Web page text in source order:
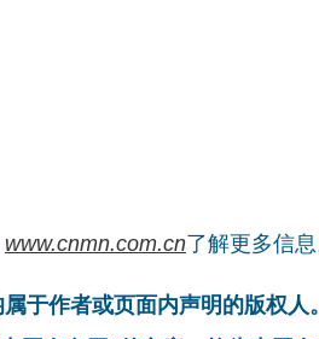
www.cnmn.com.cn了解更多信息
于作者或页面内声明的版权人。